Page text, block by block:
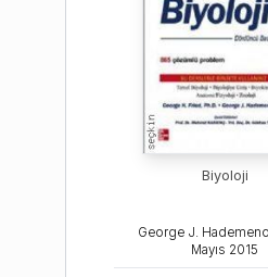
Biyoloji
Mayıs 2015